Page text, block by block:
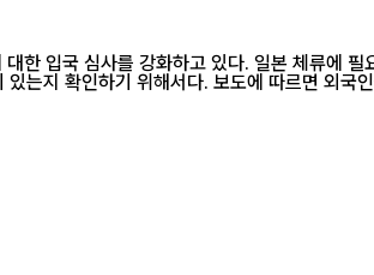
한 입국 심사를 강화하고 있다. 일본 체류에
함된다. 이는 해당 인원이 일본에 입국하기 전 중요한 연구 성과